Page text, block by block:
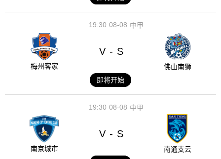
08-08
19:30 中甲
梅州客家
V - S
佛山南狮
即将开始
08-08
19:30 中甲
南京城市
V - S
南通支云